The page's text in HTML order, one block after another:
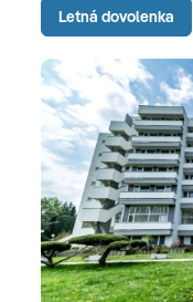
Letná dovolenka